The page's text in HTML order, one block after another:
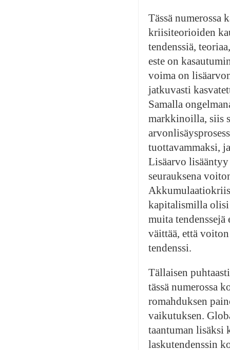
Tässä numerossa
kriisiteorioiden
tendenssiä,
este on
voima on
jatkuvasti
Samalla
markkinoilla, siis
tuottavammaksi,
Lisäarvo
seurauksena
kapitalismilla olisi
muita
väittää, että
tendenssi.
Tällaisen
tässä numerossa
romahduksen
vaikutuksen.
taantuman lisäksi
laskutendenssin